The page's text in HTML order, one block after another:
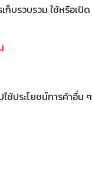
บรวบรวม ใช้หรือเปิด
ช้ประโยชน์การค้าอื่น ๆ